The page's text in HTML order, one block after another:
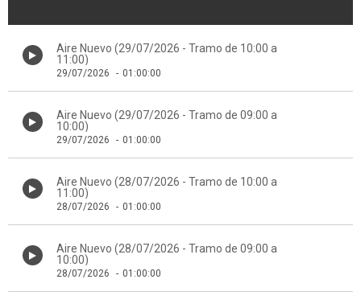
Aire Nuevo (29/07/2026 - Tramo de 10:00 a
11:00)
29/07/2026 - 01:00:00
Aire Nuevo (29/07/2026 - Tramo de 09:00 a
10:00)
29/07/2026 - 01:00:00
Aire Nuevo (28/07/2026 - Tramo de 10:00 a
11:00)
28/07/2026 - 01:00:00
Aire Nuevo (28/07/2026 - Tramo de 09:00 a
10:00)
28/07/2026 - 01:00:00